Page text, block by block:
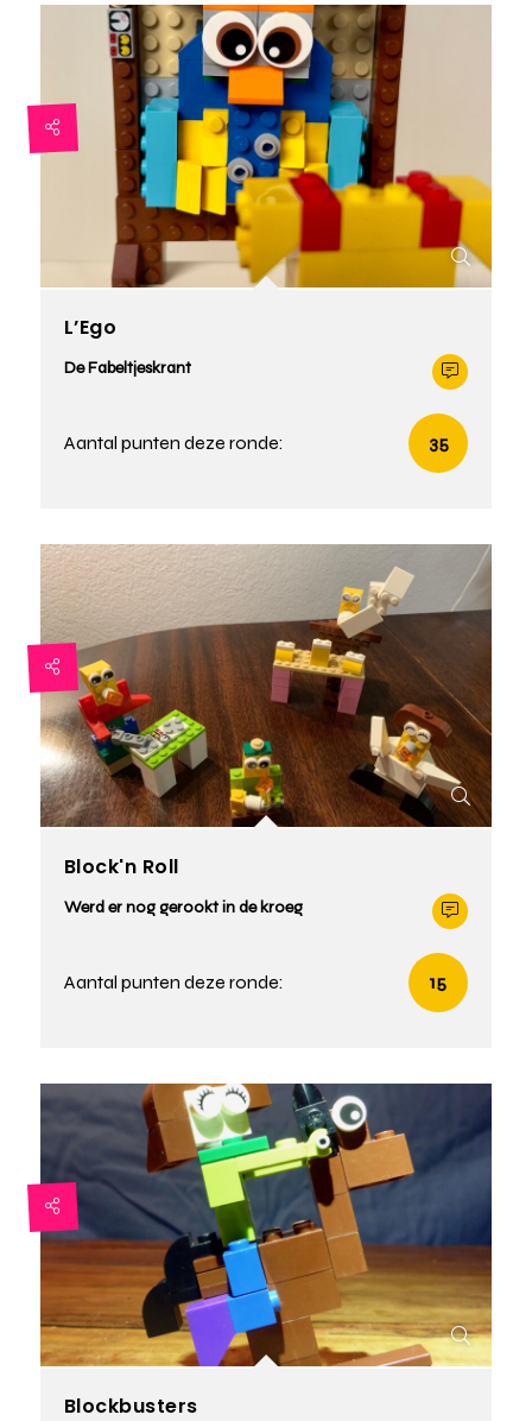
L’Ego
De Fabeltjeskrant
Aantal punten deze ronde: 35
Block'n Roll
Werd er nog gerookt in de kroeg
Aantal punten deze ronde: 15
Blockbusters